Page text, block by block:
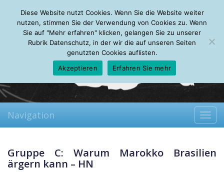
Friday, 07.08.2026
Mein Account
About Autoren Leseempfehlungen FAQ
Navigation
Gruppe C: Warum Marokko Brasilien
ärgern kann – HN
Diese Website nutzt Cookies. Wenn Sie die Website weiter
nutzen, stimmen Sie der Verwendung von Cookies zu. Wenn
Sie auf "Mehr erfahren" klicken, gelangen Sie zu unserer
Rubrik Datenschutz, in der wir die auf unseren Seiten
genutzten Cookies auflisten.
Akzeptieren
Erfahren Sie mehr